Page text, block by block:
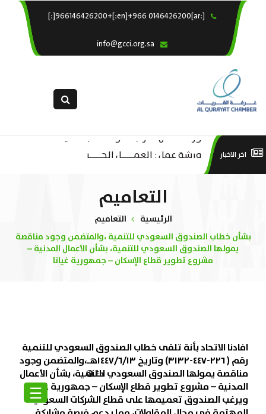
[:ar]966146426200+[:en]+966 0146426200[:]
En
☰
×
خدماتنا
التقديم الالكترونى
اخر الاخبار
ورشة عمل “مراجعة واحتساب تكاليف
بدء ومزاولة وإنهاء الأعمال الاقتصادية
لقطاع الترفيه – الثقافة – السياحة”
ورشة عمل : العمـــــل الحـــــر
التعاميم
الرئيسية
التعاميم
بشأن خطاب الصندوق السعودي للتنمية ،والمتضمن وجود مناقصة
يمولها الصندوق السعودي للتنمية، بشأن الأعمال المدنية –
مشروع تطوير قطاع الإسكان – جمهورية غيانا
افادنا الاتحاد بأنة تلقى خطاب الصندوق السعودي للتنمية
رقم ( ٢٢٦-٤٤٧-٣١٣٢) وتاريخ ١٤٤٧/٦/١٣هـ،والمتضمن وجود
مناقصة يمولها الصندوق السعودي للتنمية، بشأن الأعمال
المدنية – مشروع تطوير قطاع الإسكان – جمهورية غيانا،
ويرغب الصندوق تعميمها على قطاع الشركات السعودية